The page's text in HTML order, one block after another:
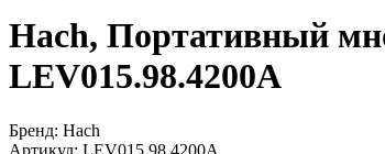
Hach, Портативный
LEV015.98.4200A
Бренд: Hach
Артикул: LEV015.98.4200A